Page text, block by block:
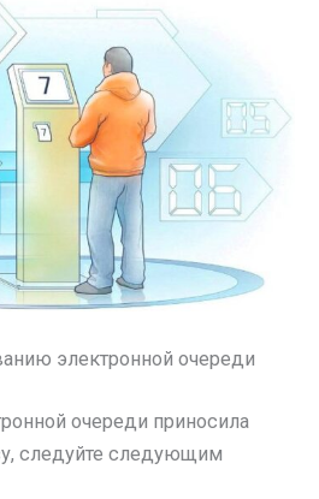
электронной очереди
очереди приносила
следуйте следующим